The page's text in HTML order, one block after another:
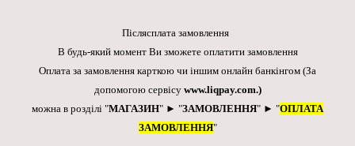
Післясплата замовлення
В будь-який момент Ви зможете оплатити замовлення
Оплата за замовлення карткою чи іншим онлайн банкінгом (За
допомогою сервісу www.liqpay.com.)
можна в розділі "МАГАЗИН" ► "ЗАМОВЛЕННЯ" ► "ОПЛАТА
ЗАМОВЛЕННЯ"